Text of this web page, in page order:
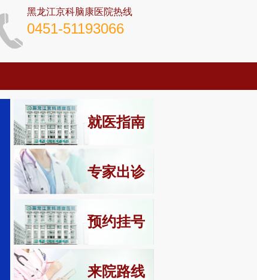
黑龙江京科脑康医院热线
0451-51193066
就医指南
专家出诊
预约挂号
来院路线